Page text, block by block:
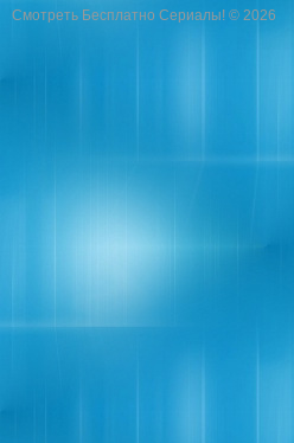
Смотреть Бесплатно Сериалы! © 2026